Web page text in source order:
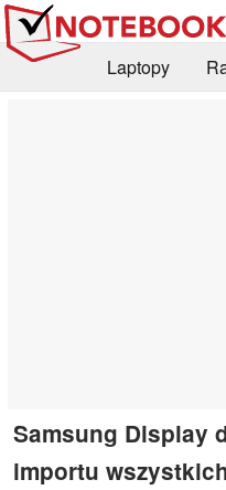
Laptopy
Samsung Display
importu